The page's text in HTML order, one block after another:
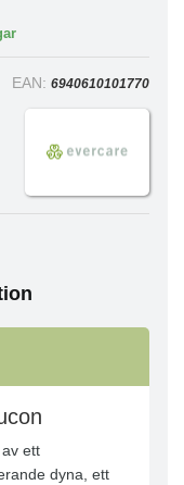
EAN: 6940610101770
ett
dyna, ett